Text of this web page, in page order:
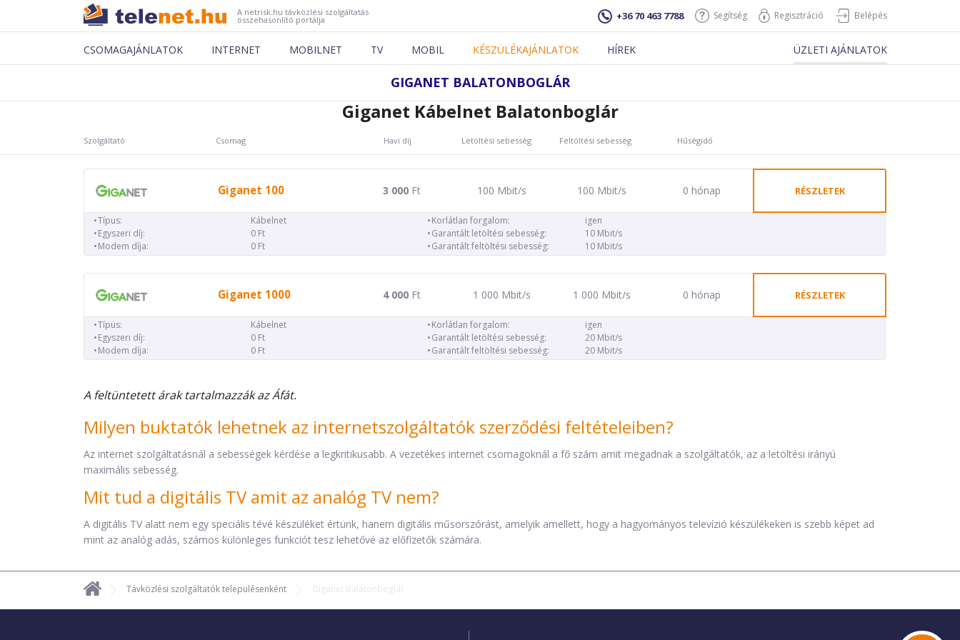
A netrisk.hu távközlési szolgáltatás
összehasonlító portálja +36 70 463 7788 Segítség Regisztráció Belépés
CSOMAGAJÁNLATOK INTERNET MOBILNET TV MOBIL KÉSZÜLÉKAJÁNLATOK HÍREK ÜZLETI AJÁNLATOK
GIGANET BALATONBOGLÁR
Giganet Kábelnet Balatonboglár
Szolgáltató Csomag Havi díj Letöltési sebesség Feltöltési sebesség Hűségidő
Giganet 100 3 000Ft 100 Mbit/s 100 Mbit/s 0 hónap RÉSZLETEK
Típus:
Kábelnet
Egyszeri díj:
0 Ft
Modem díja:
0 Ft
Korlátlan forgalom:
igen
Garantált letöltési sebesség:
10 Mbit/s
Garantált feltöltési sebesség:
10 Mbit/s
Giganet 1000 4 000Ft 1 000 Mbit/s 1 000 Mbit/s 0 hónap RÉSZLETEK
Típus:
Kábelnet
Egyszeri díj:
0 Ft
Modem díja:
0 Ft
Korlátlan forgalom:
igen
Garantált letöltési sebesség:
20 Mbit/s
Garantált feltöltési sebesség:
20 Mbit/s
A feltüntetett árak tartalmazzák az Áfát.
Milyen buktatók lehetnek az internetszolgáltatók szerződési feltételeiben?
Az internet szolgáltatásnál a sebességek kérdése a legkritikusabb. A vezetékes internet csomagoknál a fő szám amit megadnak a szolgáltatók, az a letöltési irányú
maximális sebesség.
Mit tud a digitális TV amit az analóg TV nem?
A digitális TV alatt nem egy speciális tévé készüléket értünk, hanem digitális műsorszórást, amelyik amellett, hogy a hagyományos televízió készülékeken is szebb képet ad
mint az analóg adás, számos különleges funkciót tesz lehetővé az előfizetők számára.
Távközlési szolgáltatók településenként Giganet Balatonboglár